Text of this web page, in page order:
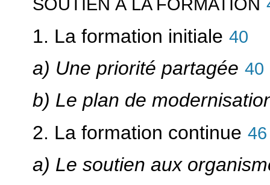
SOUTIEN À LA FORMATION
1. La formation initiale 40
a) Une priorité partagée 40
b) Le plan de
2. La formation continue 46
a) Le soutien aux